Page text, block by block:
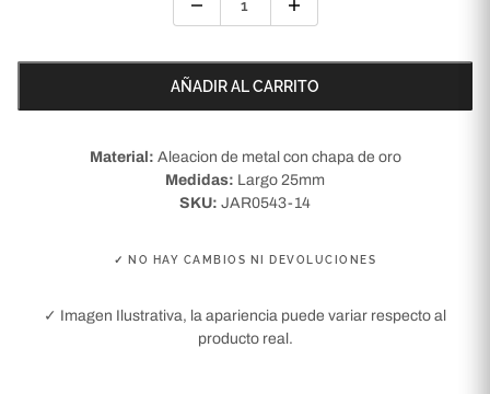
AÑADIR AL CARRITO
Material: Aleacion de metal con chapa de oro
Medidas: Largo 25mm
SKU: JAR0543-14
✓ NO HAY CAMBIOS NI DEVOLUCIONES
✓ Imagen Ilustrativa, la apariencia puede variar respecto al
producto real.